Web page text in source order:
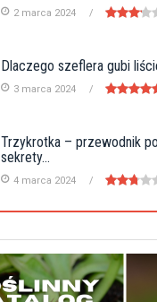
2 marca 2024
Dlaczego szeflera gubi
3 marca 2024
Trzykrotka – przewodnik
sekrety...
4 marca 2024